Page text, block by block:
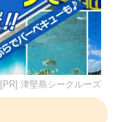
[PR] 津堅島シークルーズ